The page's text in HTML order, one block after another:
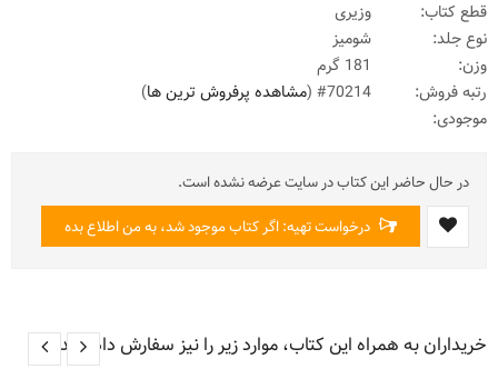
قطع کتاب:
وزیری
نوع جلد:
شومیز
وزن:
رتبه فروش:
#70214 ( مشاهده پرفروش ترین ها)
موجودی:
در حال حاضر این کتاب در سایت عرضه نشده است.
درخواست تهیه: اگر کتاب موجود شد، به من اطلاع بده
خریداران به همراه این کتاب، موارد زیر را نیز سفارش داده اند